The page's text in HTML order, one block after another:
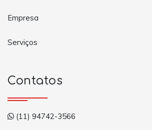
Empresa
Serviços
Contatos
(11) 94742-3566